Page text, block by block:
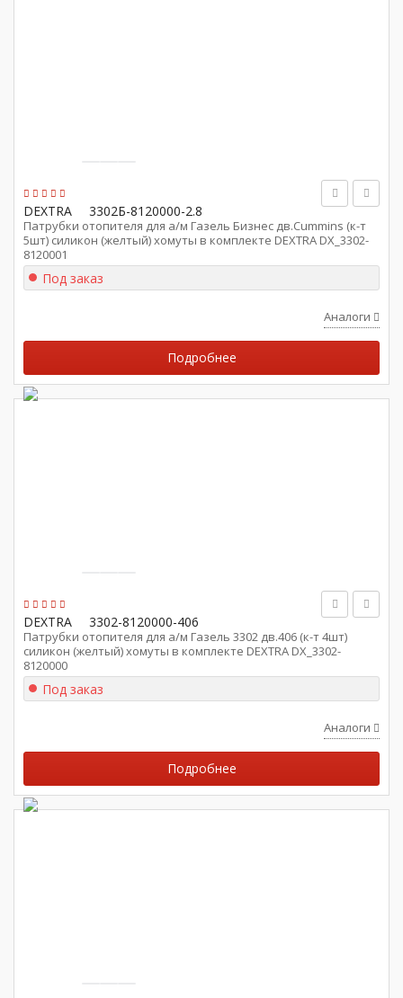
DEXTRA 3302Б-8120000-2.8
Патрубки отопителя для а/м Газель Бизнес дв.Cummins (к-т
5шт) силикон (желтый) хомуты в комплекте DEXTRA DX_3302-
8120001
Под заказ
Аналоги
Подробнее
DEXTRA 3302-8120000-406
Патрубки отопителя для а/м Газель 3302 дв.406 (к-т 4шт)
силикон (желтый) хомуты в комплекте DEXTRA DX_3302-
8120000
Под заказ
Аналоги
Подробнее